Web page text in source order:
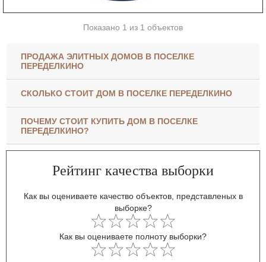
Показано 1 из 1 объектов
ПРОДАЖА ЭЛИТНЫХ ДОМОВ В ПОСЕЛКЕ
ПЕРЕДЕЛКИНО
СКОЛЬКО СТОИТ ДОМ В ПОСЕЛКЕ ПЕРЕДЕЛКИНО
ПОЧЕМУ СТОИТ КУПИТЬ ДОМ В ПОСЕЛКЕ
ПЕРЕДЕЛКИНО?
Рейтинг качества выборки
Как вы оцениваете качество объектов, представленых в
выборке?
Как вы оцениваете полноту выборки?